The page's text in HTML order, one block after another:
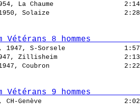
1954, La Chaume
1950, Solaize
Vétérans 8 hommes
1947, S-Sorsele
1947, Zillisheim
1947, Coubron
Vétérans 9 hommes
1940, CH-Genève